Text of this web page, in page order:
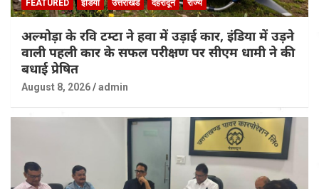
FEATURED इंडिया उत्तराखंड देहरादून राज्य
अल्मोड़ा के रवि टम्टा ने हवा में उड़ाई कार, इंडिया में उड़ने
वाली पहली कार के सफल परीक्षण पर सीएम धामी ने की
बधाई प्रेषित
August 8, 2026 admin